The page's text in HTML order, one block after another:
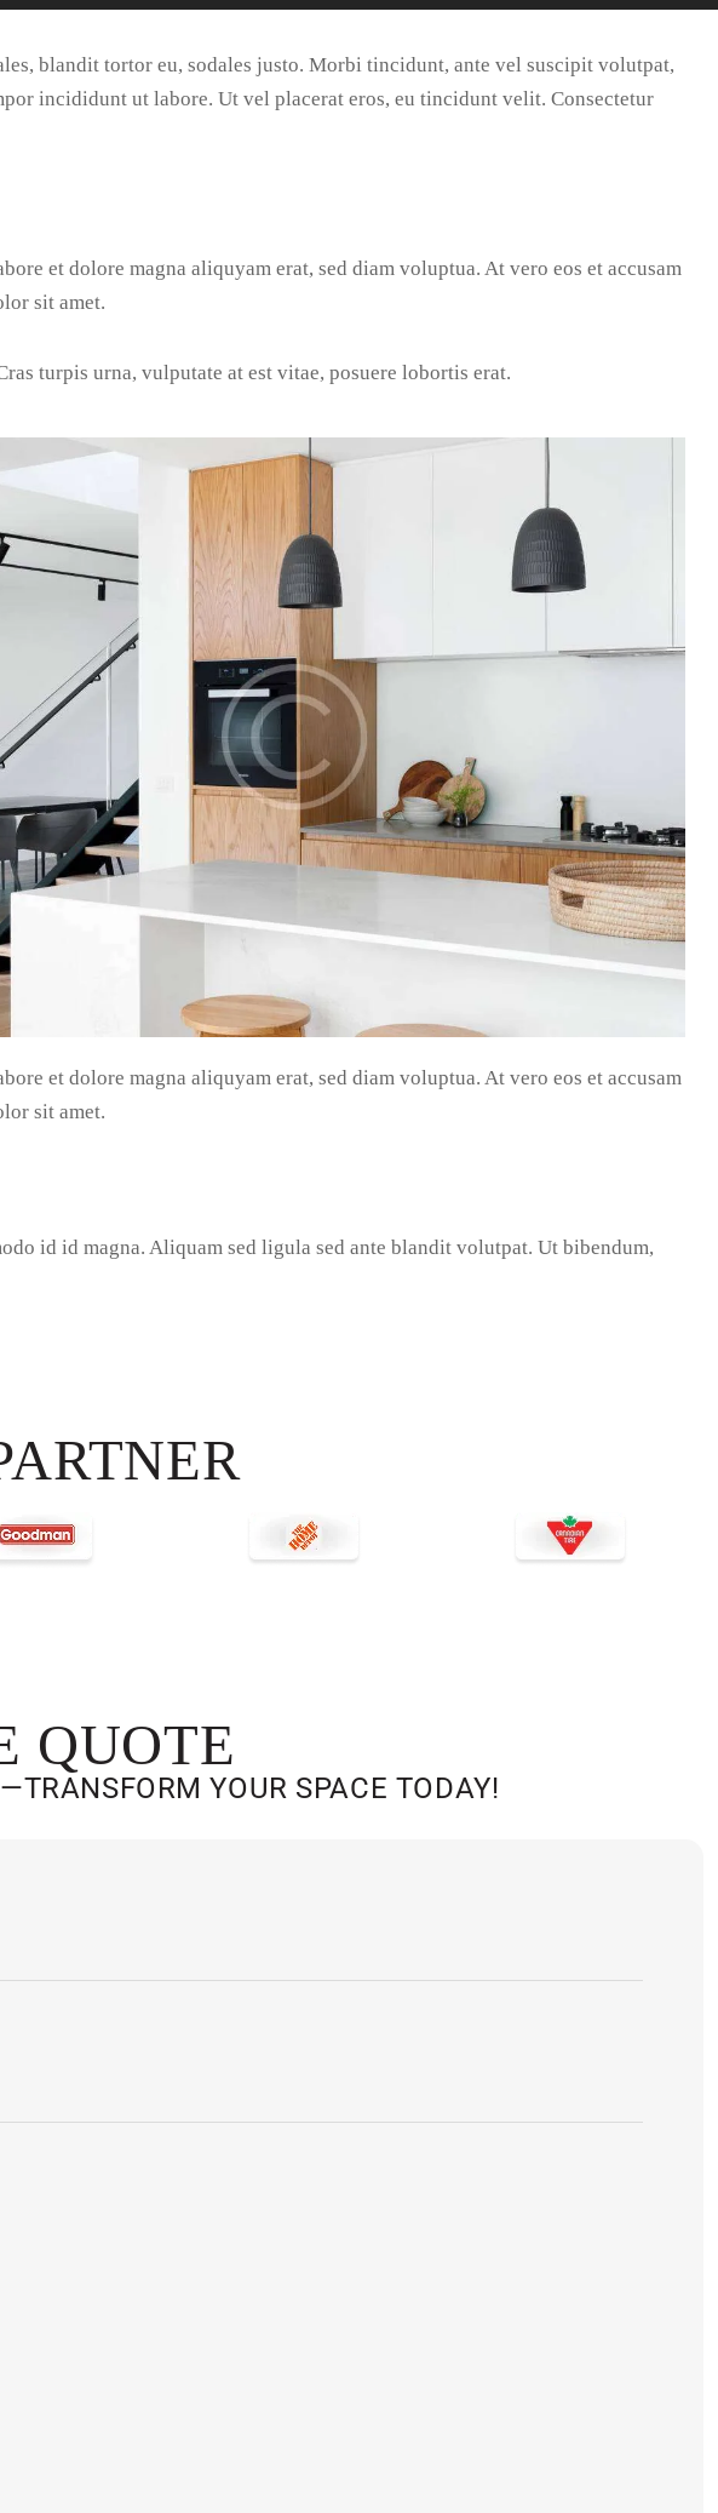
blandit tortor eu, sodales justo. Morbi tincidunt, ante vel suscipit volutpat,
incididunt ut labore. Ut vel placerat eros, eu tincidunt velit. Consectetur
et dolore magna aliquyam erat, sed diam voluptua. At vero eos et accusam
sit amet.
turpis urna, vulputate at est vitae, posuere lobortis erat.
et dolore magna aliquyam erat, sed diam voluptua. At vero eos et accusam
sit amet.
id id magna. Aliquam sed ligula sed ante blandit volutpat. Ut bibendum,
QUOTE
YOUR SPACE TODAY!